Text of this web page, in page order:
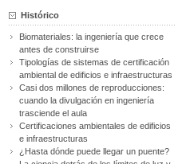
Histórico
Biomateriales: la ingeniería que crece
antes de construirse
Tipologías de sistemas de certificación
ambiental de edificios e infraestructuras
Casi dos millones de reproducciones:
cuando la divulgación en ingeniería
trasciende el aula
Certificaciones ambientales de edificios
e infraestructuras
¿Hasta dónde puede llegar un puente?